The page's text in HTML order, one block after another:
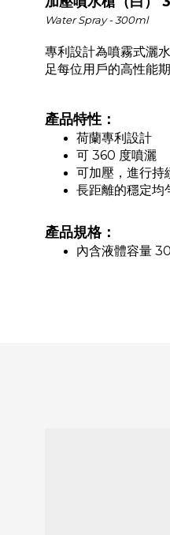
Water Spray - 300ml
專利設計為噴霧式灑
足每位用戶的高性能期
產品特性：
荷蘭專利設計
可 360 度噴灑
可加壓，進行持
長距離的穩定均
產品規格：
內含液體容量